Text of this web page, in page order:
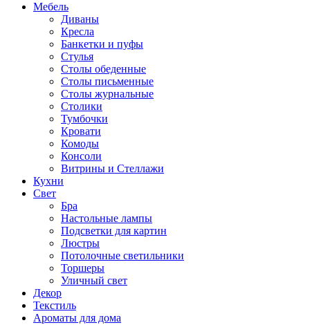
Мебель
Диваны
Кресла
Банкетки и пуфы
Стулья
Столы обеденные
Столы письменные
Столы журнальные
Столики
Тумбочки
Кровати
Комоды
Консоли
Витрины и Стеллажи
Кухни
Свет
Бра
Настольные лампы
Подсветки для картин
Люстры
Потолочные светильники
Торшеры
Уличный свет
Декор
Текстиль
Ароматы для дома